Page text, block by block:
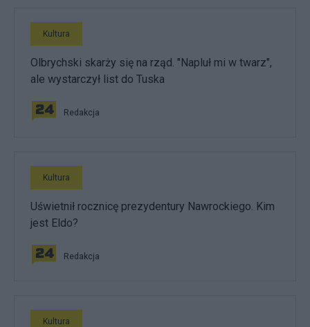
Kultura
Olbrychski skarży się na rząd. "Napluł mi w twarz",
ale wystarczył list do Tuska
Redakcja
Kultura
Uświetnił rocznicę prezydentury Nawrockiego. Kim
jest Eldo?
Redakcja
Kultura